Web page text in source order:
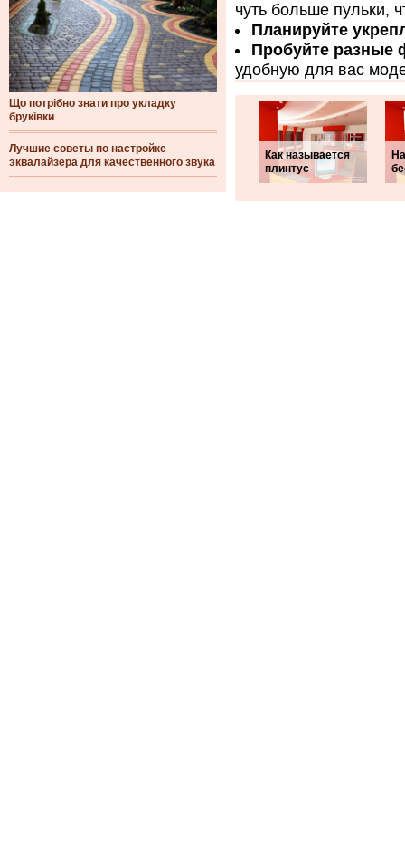
Що потрібно знати про укладку
бруківки
Лучшие советы по настройке
эквалайзера для качественного звука
чуть больше пульки,
Планируйте
Пробуйте
удобную для вас
Как называется
плинтус